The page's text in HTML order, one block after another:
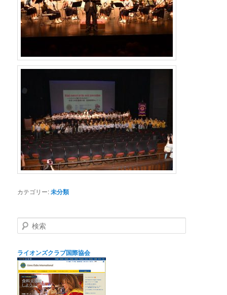
カテゴリー:未分類
検
索
ライオンズクラブ国際協会